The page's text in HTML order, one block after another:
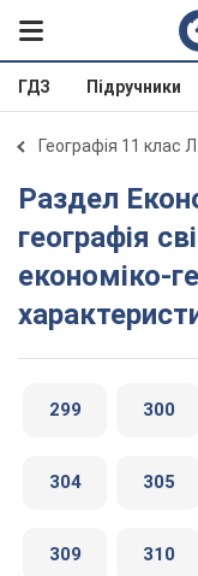
ГДЗ Підручники
Географія 11 клас
Раздел Економічна та соціальна
географія
економіко-
299 300
304 305
309 310